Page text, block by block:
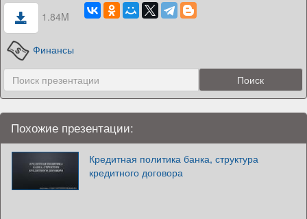
1.84M
Финансы
Похожие презентации:
Кредитная политика банка, структура
кредитного договора